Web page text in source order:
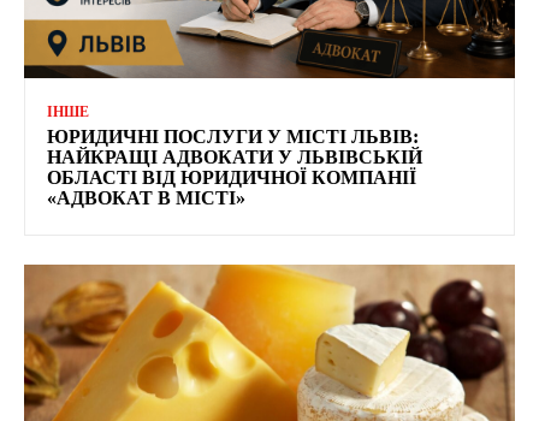
ІНШЕ
ЮРИДИЧНІ ПОСЛУГИ У МІСТІ ЛЬВІВ:
НАЙКРАЩІ АДВОКАТИ У ЛЬВІВСЬКІЙ
ОБЛАСТІ ВІД ЮРИДИЧНОЇ КОМПАНІЇ
«АДВОКАТ В МІСТІ»